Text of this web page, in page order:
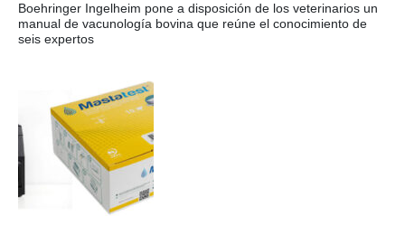
Boehringer Ingelheim pone a disposición de los veterinarios un
manual de vacunología bovina que reúne el conocimiento de
seis expertos